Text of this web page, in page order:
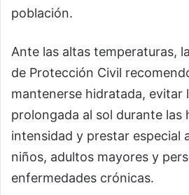
población.
Ante las altas temperaturas,
de Protección Civil
mantenerse hidratada, evitar
prolongada al sol durante las
intensidad y prestar especial
niños, adultos mayores y
enfermedades crónicas.